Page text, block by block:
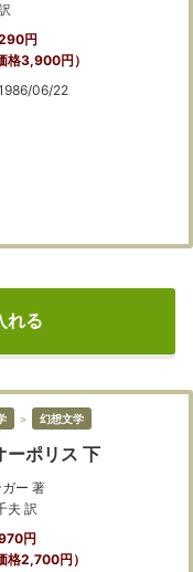
円
格3,900円）
06/22
れる
＞ 幻想文学
ーポリス 下
ー 著
夫 訳
円
格2,700円）